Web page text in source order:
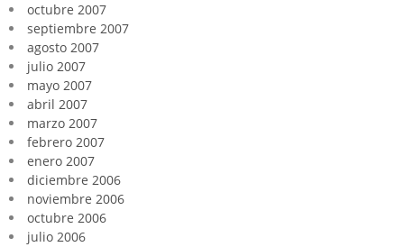
octubre 2007
septiembre 2007
agosto 2007
julio 2007
mayo 2007
abril 2007
marzo 2007
febrero 2007
enero 2007
diciembre 2006
noviembre 2006
octubre 2006
julio 2006